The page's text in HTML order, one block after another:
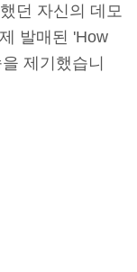
던 자신의 데모
발매된 'How
제기했습니